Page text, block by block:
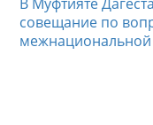
совещание по